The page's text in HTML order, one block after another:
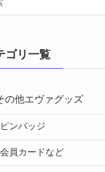
ゴリ一覧
の他エヴァグッズ
ピンバッジ
会員カードなど